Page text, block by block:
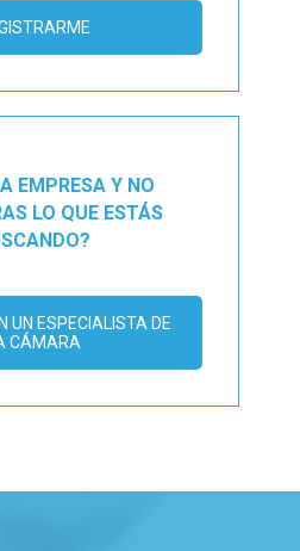
EMPRESA Y NO
LO QUE ESTÁS
UN ESPECIALISTA DE
CÁMARA